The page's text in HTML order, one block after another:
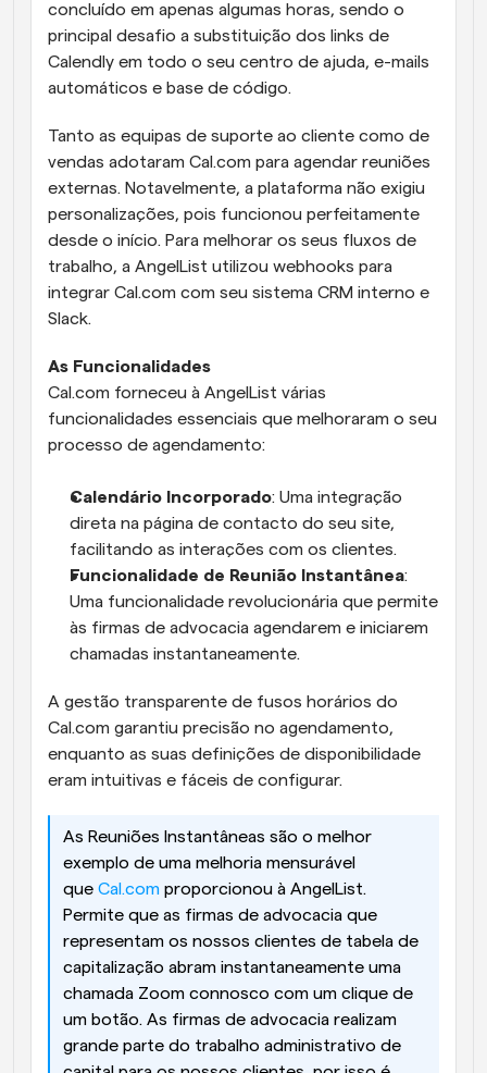
concluído em apenas algumas horas, sendo o
principal desafio a substituição dos links de
Calendly em todo o seu centro de ajuda, e-mails
automáticos e base de código.
Tanto as equipas de suporte ao cliente como de
vendas adotaram Cal.com para agendar reuniões
externas. Notavelmente, a plataforma não exigiu
personalizações, pois funcionou perfeitamente
desde o início. Para melhorar os seus fluxos de
trabalho, a AngelList utilizou webhooks para
integrar Cal.com com seu sistema CRM interno e
Slack.
As Funcionalidades
Cal.com forneceu à AngelList várias
funcionalidades essenciais que melhoraram o seu
processo de agendamento:
Calendário Incorporado: Uma integração
direta na página de contacto do seu site,
facilitando as interações com os clientes.
Funcionalidade de Reunião Instantânea:
Uma funcionalidade revolucionária que permite
às firmas de advocacia agendarem e iniciarem
chamadas instantaneamente.
A gestão transparente de fusos horários do
Cal.com garantiu precisão no agendamento,
enquanto as suas definições de disponibilidade
eram intuitivas e fáceis de configurar.
As Reuniões Instantâneas são o melhor
exemplo de uma melhoria mensurável
que Cal.com proporcionou à AngelList.
Permite que as firmas de advocacia que
representam os nossos clientes de tabela de
capitalização abram instantaneamente uma
chamada Zoom connosco com um clique de
um botão. As firmas de advocacia realizam
grande parte do trabalho administrativo de